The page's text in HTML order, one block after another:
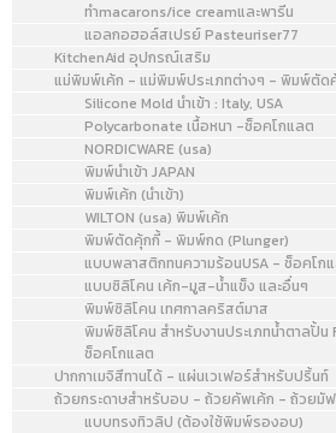
ทำmacarons/ice creamและพารีน
แอลกอฮอล์สเปรย์ Pasteuriser77
KitchenAid อุปกรณ์เสริม
แม่พิมพ์เค้ก - แม่พิมพ์ประเภทต่างๆ - พิมพ์ตัด
Silicone Mold นำเข้า : Italy, USA
Polycarbonate เนื้อหนา -ช็อคโกแลต
NORDICWARE (usa)
พิมพ์นำเข้า JAPAN
พิมพ์เค้ก (นำเข้า)
WILTON (usa) พิมพ์เค้ก
พิมพ์ตัดคุ้กกี้ - พิมพ์กด (Plunger)
แบบพลาสติกทนความร้อนUSA - ช็อคโก
แบบซิลิโคน เค้ก-มูส-น้ำแข็ง และอื่นๆ
พิมพ์ซิลิโคน เทศกาลคริสต์มาส
พิมพ์ซิลิโคน สำหรับงานประเภทน้ำตาลปั้
ช็อคโกแลต
ปากกาเมจิสีทานได้ - แผ่นเวเฟอร์สำหรับปริ้นท์
ถ้วยกระดาษสำหรับอบ - ถ้วยคัพเค้ก - ถ้วยมั
แบบทรงทิวลิป (ต้องใช้พิมพ์รองอบ)